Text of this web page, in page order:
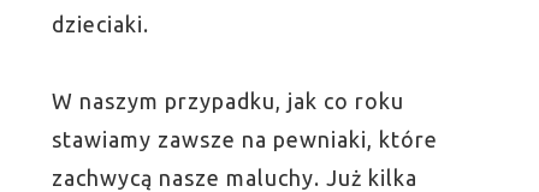
dzieciaki.
W naszym przypadku, jak co roku
stawiamy zawsze na pewniaki, które
zachwycą nasze maluchy. Już kilka